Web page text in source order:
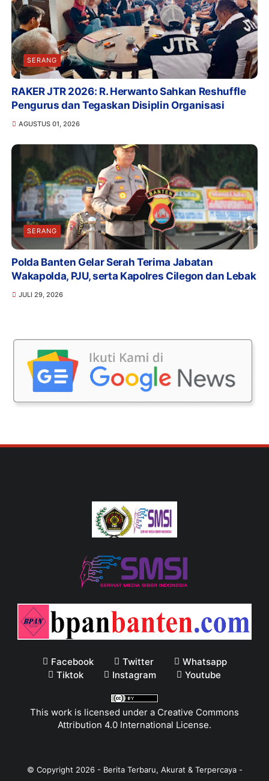
SERANG
RAKER JTR 2026: R. Herwanto Sahkan Reshuffle
Pengurus dan Tegaskan Disiplin Organisasi
AGUSTUS 01, 2026
SERANG
Polda Banten Gelar Serah Terima Jabatan
Wakapolda, PJU, serta Kapolres Cilegon dan Lebak
JULI 29, 2026
Facebook Twitter
Whatsapp
Tiktok
Instagram Youtube
This work is licensed under a Creative Commons
Attribution 4.0 International License.
© Copyright 2026- Berita Terbaru, Akurat & Terpercaya -